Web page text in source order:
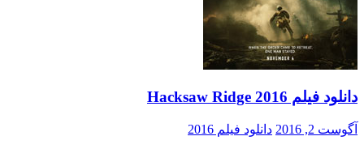
دانلود فیلم Hacksaw Ridge 2016
آگوست 2, 2016 دانلود فیلم 2016